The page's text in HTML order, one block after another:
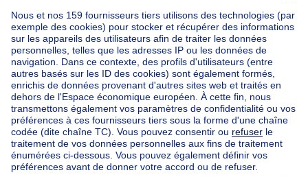
Accueil Belgique
Brabant Flamand (province)
Hal-Vilvorde (arrondissement)
Acheter votre bien exceptionnel à Kraainem
Nos maisons hors de la Belgique
Maison à vendre France
Maison à vendre Espagne
Maison à vendre Italie
Maison à vendre Luxembourg
Maison à vendre Pays-bas